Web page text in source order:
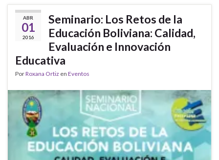
ABR
01
2016
Seminario: Los Retos de la
Educación Boliviana: Calidad,
Evaluación e Innovación
Educativa
PorRoxana Ortiz en Eventos